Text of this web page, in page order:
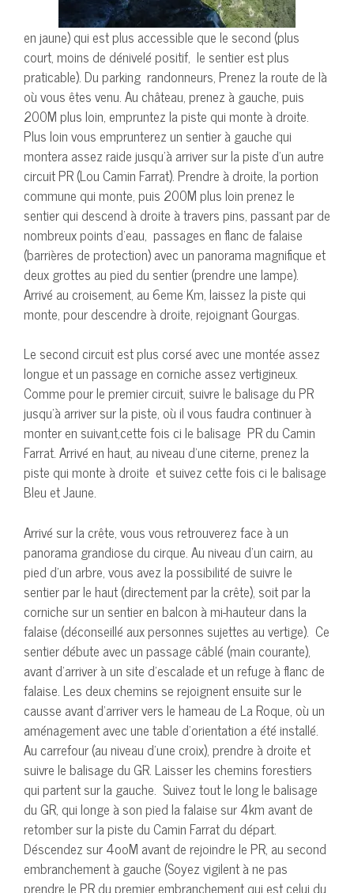
en jaune) qui est plus accessible que le second (plus
court, moins de dénivelé positif, le sentier est plus
praticable). Du parking randonneurs, Prenez la route de là
où vous êtes venu. Au château, prenez à gauche, puis
200M plus loin, empruntez la piste qui monte à droite.
Plus loin vous emprunterez un sentier à gauche qui
montera assez raide jusqu’à arriver sur la piste d’un autre
circuit PR (Lou Camin Farrat). Prendre à droite, la portion
commune qui monte, puis 200M plus loin prenez le
sentier qui descend à droite à travers pins, passant par de
nombreux points d’eau, passages en flanc de falaise
(barrières de protection) avec un panorama magnifique et
deux grottes au pied du sentier (prendre une lampe).
Arrivé au croisement, au 6eme Km, laissez la piste qui
monte, pour descendre à droite, rejoignant Gourgas.
Le second circuit est plus corsé avec une montée assez
longue et un passage en corniche assez vertigineux.
Comme pour le premier circuit, suivre le balisage du PR
jusqu’à arriver sur la piste, où il vous faudra continuer à
monter en suivant,cette fois ci le balisage PR du Camin
Farrat. Arrivé en haut, au niveau d’une citerne, prenez la
piste qui monte à droite et suivez cette fois ci le balisage
Bleu et Jaune.
Arrivé sur la crête, vous vous retrouverez face à un
panorama grandiose du cirque. Au niveau d’un cairn, au
pied d’un arbre, vous avez la possibilité de suivre le
sentier par le haut (directement par la crête), soit par la
corniche sur un sentier en balcon à mi-hauteur dans la
falaise (déconseillé aux personnes sujettes au vertige). Ce
sentier débute avec un passage câblé (main courante),
avant d’arriver à un site d’escalade et un refuge à flanc de
falaise. Les deux chemins se rejoignent ensuite sur le
causse avant d’arriver vers le hameau de La Roque, où un
aménagement avec une table d’orientation a été installé.
Au carrefour (au niveau d’une croix), prendre à droite et
suivre le balisage du GR. Laisser les chemins forestiers
qui partent sur la gauche. Suivez tout le long le balisage
du GR, qui longe à son pied la falaise sur 4km avant de
retomber sur la piste du Camin Farrat du départ.
Déscendez sur 4ooM avant de rejoindre le PR, au second
embranchement à gauche (Soyez vigilent à ne pas
prendre le PR du premier embranchement qui est celui du